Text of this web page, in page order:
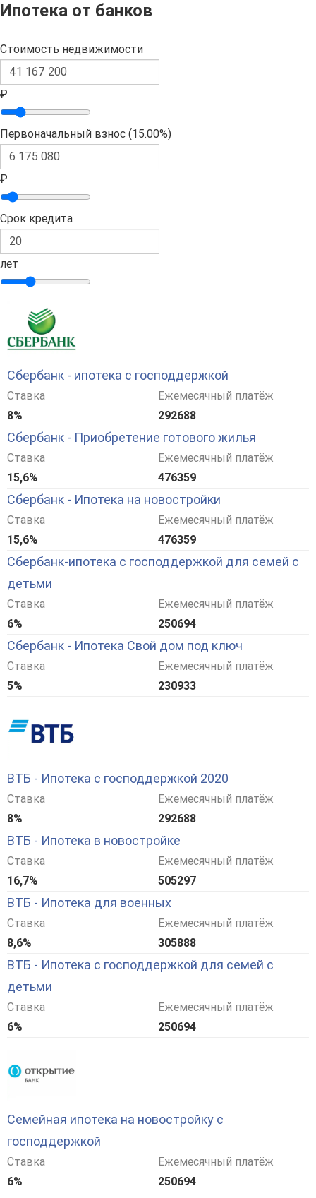
Ипотека от банков
Стоимость недвижимости
₽
Первоначальный взнос (15.00%)
₽
Срок кредита
лет
Сбербанк - ипотека с господдержкой
Ставка
8%
Ежемесячный платёж
292688
Сбербанк - Приобретение готового жилья
Ставка
15,6%
Ежемесячный платёж
476359
Сбербанк - Ипотека на новостройки
Ставка
15,6%
Ежемесячный платёж
476359
Сбербанк-ипотека с господдержкой для семей с
детьми
Ставка
6%
Ежемесячный платёж
250694
Сбербанк - Ипотека Свой дом под ключ
Ставка
5%
Ежемесячный платёж
230933
ВТБ - Ипотека с господдержкой 2020
Ставка
8%
Ежемесячный платёж
292688
ВТБ - Ипотека в новостройке
Ставка
16,7%
Ежемесячный платёж
505297
ВТБ - Ипотека для военных
Ставка
8,6%
Ежемесячный платёж
305888
ВТБ - Ипотека с господдержкой для семей с
детьми
Ставка
6%
Ежемесячный платёж
250694
Семейная ипотека на новостройку с
господдержкой
Ставка
6%
Ежемесячный платёж
250694